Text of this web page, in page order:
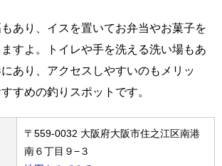
あり、イスを置いてお弁当やお菓子を
すよ。トイレや手を洗える洗い場もあ
あり、アクセスしやすいのもメリッ
すめの釣りスポットです。
〒559-0032 大阪府大阪市住之江区南港
南６丁目９−３